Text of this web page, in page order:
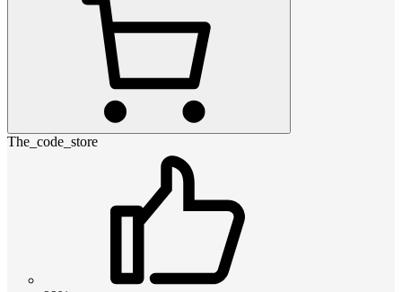
The_code_store